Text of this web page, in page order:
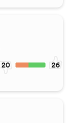
20 26